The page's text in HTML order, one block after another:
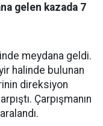
gelen kazada 7
meydana geldi.
halinde bulunan
direksiyon
Çarpışmanın